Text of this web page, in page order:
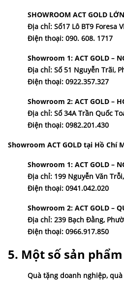
SHOWROOM ACT GOLD
Địa chỉ: Số17 Lô BT9 Foresa
Điện thoại: 090. 608. 1717
Showroom 1: ACT GOLD –
Địa chỉ: Số 51 Nguyễn Trãi,
Điện thoại: 0922.357.327
Showroom 2: ACT GOLD –
Địa chỉ: Số 34A Trần Quốc
Điện thoại: 0982.201.430
Showroom ACT GOLD tại Hồ Chí
Showroom 1: ACT GOLD –
Địa chỉ: 199 Nguyễn Văn
Điện thoại: 0941.042.020
Showroom 2: ACT GOLD –
Địa chỉ: 239 Bạch Đằng,
Điện thoại: 0966.917.850
5. Một số sản
Quà tặng doanh nghiệp, quà